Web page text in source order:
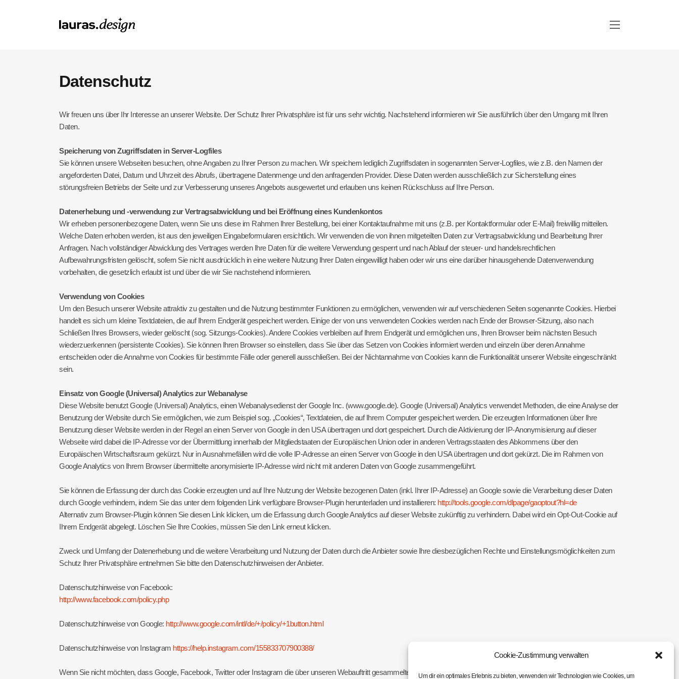
Cookie-Zustimmung verwalten
Um dir ein optimales Erlebnis zu bieten, verwenden wir Technologien wie Cookies, um
Datenschutz
Wir freuen uns über Ihr Interesse an unserer Website. Der Schutz Ihrer Privatsphäre ist für uns sehr wichtig. Nachstehend informieren wir Sie ausführlich über den Umgang mit Ihren
Daten.
Speicherung von Zugriffsdaten in Server-Logfiles
Sie können unsere Webseiten besuchen, ohne Angaben zu Ihrer Person zu machen. Wir speichern lediglich Zugriffsdaten in sogenannten Server-Logfiles, wie z.B. den Namen der
angeforderten Datei, Datum und Uhrzeit des Abrufs, übertragene Datenmenge und den anfragenden Provider. Diese Daten werden ausschließlich zur Sicherstellung eines
störungsfreien Betriebs der Seite und zur Verbesserung unseres Angebots ausgewertet und erlauben uns keinen Rückschluss auf Ihre Person.
Datenerhebung und -verwendung zur Vertragsabwicklung und bei Eröffnung eines Kundenkontos
Wir erheben personenbezogene Daten, wenn Sie uns diese im Rahmen Ihrer Bestellung, bei einer Kontaktaufnahme mit uns (z.B. per Kontaktformular oder E-Mail) freiwillig mitteilen.
Welche Daten erhoben werden, ist aus den jeweiligen Eingabeformularen ersichtlich. Wir verwenden die von ihnen mitgeteilten Daten zur Vertragsabwicklung und Bearbeitung Ihrer
Anfragen. Nach vollständiger Abwicklung des Vertrages werden Ihre Daten für die weitere Verwendung gesperrt und nach Ablauf der steuer- und handelsrechtlichen
Aufbewahrungsfristen gelöscht, sofern Sie nicht ausdrücklich in eine weitere Nutzung Ihrer Daten eingewilligt haben oder wir uns eine darüber hinausgehende Datenverwendung
vorbehalten, die gesetzlich erlaubt ist und über die wir Sie nachstehend informieren.
Verwendung von Cookies
Um den Besuch unserer Website attraktiv zu gestalten und die Nutzung bestimmter Funktionen zu ermöglichen, verwenden wir auf verschiedenen Seiten sogenannte Cookies. Hierbei
handelt es sich um kleine Textdateien, die auf Ihrem Endgerät gespeichert werden. Einige der von uns verwendeten Cookies werden nach Ende der Browser-Sitzung, also nach
Schließen Ihres Browsers, wieder gelöscht (sog. Sitzungs-Cookies). Andere Cookies verbleiben auf Ihrem Endgerät und ermöglichen uns, Ihren Browser beim nächsten Besuch
wiederzuerkennen (persistente Cookies). Sie können Ihren Browser so einstellen, dass Sie über das Setzen von Cookies informiert werden und einzeln über deren Annahme
entscheiden oder die Annahme von Cookies für bestimmte Fälle oder generell ausschließen. Bei der Nichtannahme von Cookies kann die Funktionalität unserer Website eingeschränkt
sein.
Einsatz von Google (Universal) Analytics zur Webanalyse
Diese Website benutzt Google (Universal) Analytics, einen Webanalysedienst der Google Inc. (www.google.de). Google (Universal) Analytics verwendet Methoden, die eine Analyse der
Benutzung der Website durch Sie ermöglichen, wie zum Beispiel sog. „Cookies“, Textdateien, die auf Ihrem Computer gespeichert werden. Die erzeugten Informationen über Ihre
Benutzung dieser Website werden in der Regel an einen Server von Google in den USA übertragen und dort gespeichert. Durch die Aktivierung der IP-Anonymisierung auf dieser
Webseite wird dabei die IP-Adresse vor der Übermittlung innerhalb der Mitgliedstaaten der Europäischen Union oder in anderen Vertragsstaaten des Abkommens über den
Europäischen Wirtschaftsraum gekürzt. Nur in Ausnahmefällen wird die volle IP-Adresse an einen Server von Google in den USA übertragen und dort gekürzt. Die im Rahmen von
Google Analytics von Ihrem Browser übermittelte anonymisierte IP-Adresse wird nicht mit anderen Daten von Google zusammengeführt.
Sie können die Erfassung der durch das Cookie erzeugten und auf Ihre Nutzung der Website bezogenen Daten (inkl. Ihrer IP-Adresse) an Google sowie die Verarbeitung dieser Daten
durch Google verhindern, indem Sie das unter dem folgenden Link verfügbare Browser-Plugin herunterladen und installieren: http://tools.google.com/dlpage/gaoptout?hl=de
Alternativ zum Browser-Plugin können Siediesen Link klicken, um die Erfassung durch Google Analytics auf dieser Website zukünftig zu verhindern. Dabei wird ein Opt-Out-Cookie auf
Ihrem Endgerät abgelegt. Löschen Sie Ihre Cookies, müssen Sie den Link erneut klicken.
Zweck und Umfang der Datenerhebung und die weitere Verarbeitung und Nutzung der Daten durch die Anbieter sowie Ihre diesbezüglichen Rechte und Einstellungsmöglichkeiten zum
Schutz Ihrer Privatsphäre entnehmen Sie bitte den Datenschutzhinweisen der Anbieter.
Datenschutzhinweise von Facebook:
http://www.facebook.com/policy.php
Datenschutzhinweise von Google: http://www.google.com/intl/de/+/policy/+1button.html
Datenschutzhinweise von Instagram https://help.instagram.com/155833707900388/
Wenn Sie nicht möchten, dass Google, Facebook, Twitter oder Instagram die über unseren Webauftritt gesammelten Daten unmittelbar Ihrem Profil in dem jeweiligen Dienst zuordnen,